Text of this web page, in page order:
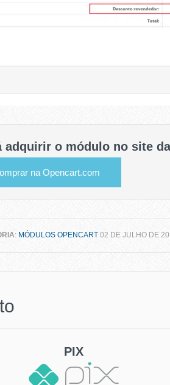
adquirir o módulo no site
na Opencart.com
: MÓDULOS OPENCART 02 DE JULHO DE
PIX